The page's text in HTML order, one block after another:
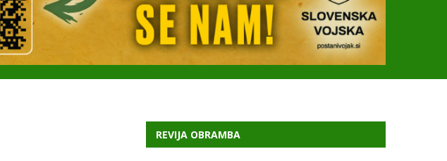
REVIJA OBRAMBA